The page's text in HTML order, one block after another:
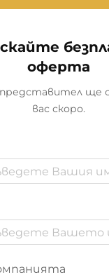
оферта
ще
вас скоро.